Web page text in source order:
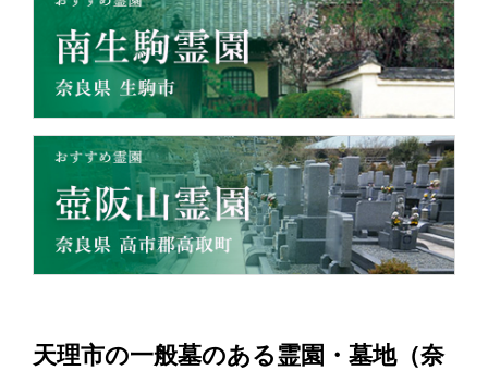
天理市の一般墓のある霊園・墓地（奈